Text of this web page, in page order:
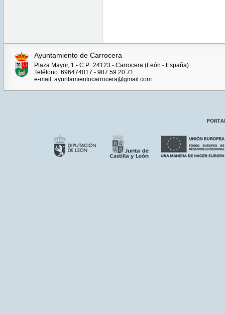
Ayuntamiento de Carrocera
Plaza Mayor, 1 - C.P.: 24123 - Carrocera (León - España)
Teléfono: 696474017 - 987 59 20 71
e-mail: ayuntamientocarrocera@gmail.com